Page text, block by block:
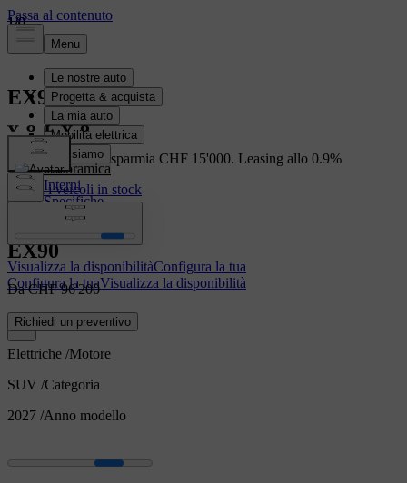
EX90 Elettriche
Panoramica
Interni
Specifiche
Caratteristiche
Visualizza la disponibilitàConfigura la tua
Configura la tuaVisualizza la disponibilità
EX90 in stock: Risparmia CHF 15'000. Leasing allo 0.9%
Scopri i veicoli in stock
EX90
Da CHF 96'200
Richiedi un preventivo
Elettriche /Motore
SUV /Categoria
2027 /Anno modello
1/0
1/0
1/0